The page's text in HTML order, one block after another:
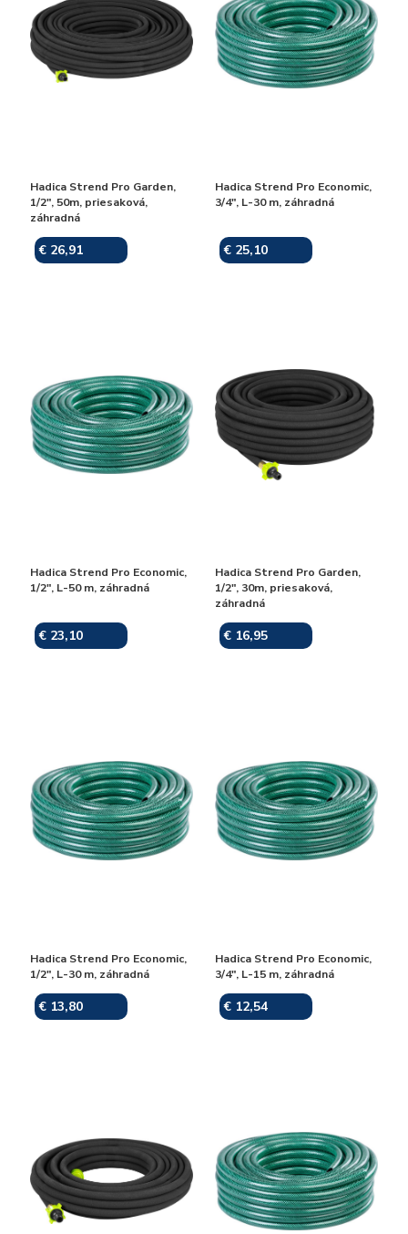
Hadica Strend Pro Garden,
1/2", 50m, priesaková,
záhradná
€ 26,91
Hadica Strend Pro Economic,
3/4", L-30 m, záhradná
€ 25,10
Hadica Strend Pro Economic,
1/2", L-50 m, záhradná
€ 23,10
Hadica Strend Pro Garden,
1/2", 30m, priesaková,
záhradná
€ 16,95
Hadica Strend Pro Economic,
1/2", L-30 m, záhradná
€ 13,80
Hadica Strend Pro Economic,
3/4", L-15 m, záhradná
€ 12,54